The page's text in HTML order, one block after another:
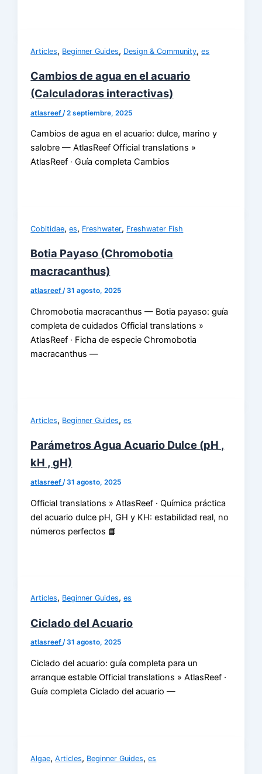
Articles, Beginner Guides, Design & Community,es
Cambios de agua en el acuario
(Calculadoras interactivas)
atlasreef /2 septiembre, 2025
Cambios de agua en el acuario: dulce, marino y
salobre — AtlasReef Official translations »
AtlasReef · Guía completa Cambios
Cobitidae,es, Freshwater, Freshwater Fish
Botia Payaso (Chromobotia
macracanthus)
atlasreef/31 agosto, 2025
Chromobotia macracanthus — Botia payaso: guía
completa de cuidados Official translations »
AtlasReef · Ficha de especie Chromobotia
macracanthus —
Articles, Beginner Guides,es
Parámetros Agua Acuario Dulce (pH ,
kH , gH)
atlasreef/31 agosto, 2025
Official translations » AtlasReef · Química práctica
del acuario dulce pH, GH y KH: estabilidad real, no
números perfectos 📘
Articles, Beginner Guides,es
Ciclado del Acuario
atlasreef/31 agosto, 2025
Ciclado del acuario: guía completa para un
arranque estable Official translations » AtlasReef ·
Guía completa Ciclado del acuario —
Algae,Articles, Beginner Guides,es